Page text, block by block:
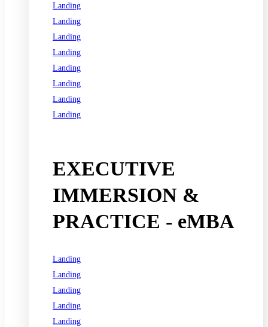
Landing
Landing
Landing
Landing
Landing
Landing
Landing
Landing
EXECUTIVE
IMMERSION &
PRACTICE - eMBA
Landing
Landing
Landing
Landing
Landing